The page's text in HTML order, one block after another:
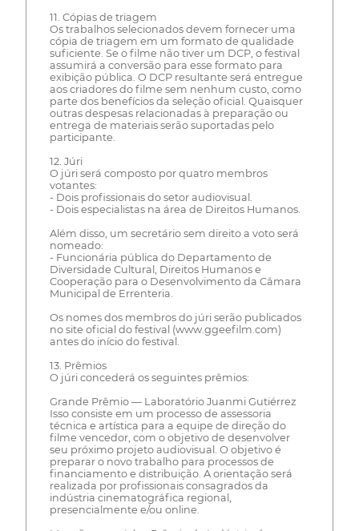
11. Cópias de triagem
Os trabalhos selecionados devem fornecer uma
cópia de triagem em um formato de qualidade
suficiente. Se o filme não tiver um DCP, o festival
assumirá a conversão para esse formato para
exibição pública. O DCP resultante será entregue
aos criadores do filme sem nenhum custo, como
parte dos benefícios da seleção oficial. Quaisquer
outras despesas relacionadas à preparação ou
entrega de materiais serão suportadas pelo
participante.
12. Júri
O júri será composto por quatro membros
votantes:
- Dois profissionais do setor audiovisual.
- Dois especialistas na área de Direitos Humanos.
Além disso, um secretário sem direito a voto será
nomeado:
- Funcionária pública do Departamento de
Diversidade Cultural, Direitos Humanos e
Cooperação para o Desenvolvimento da Câmara
Municipal de Errenteria.
Os nomes dos membros do júri serão publicados
no site oficial do festival (www.ggeefilm.com)
antes do início do festival.
13. Prêmios
O júri concederá os seguintes prêmios:
Grande Prêmio — Laboratório Juanmi Gutiérrez
Isso consiste em um processo de assessoria
técnica e artística para a equipe de direção do
filme vencedor, com o objetivo de desenvolver
seu próximo projeto audiovisual. O objetivo é
preparar o novo trabalho para processos de
financiamento e distribuição. A orientação será
realizada por profissionais consagrados da
indústria cinematográfica regional,
presencialmente e/ou online.